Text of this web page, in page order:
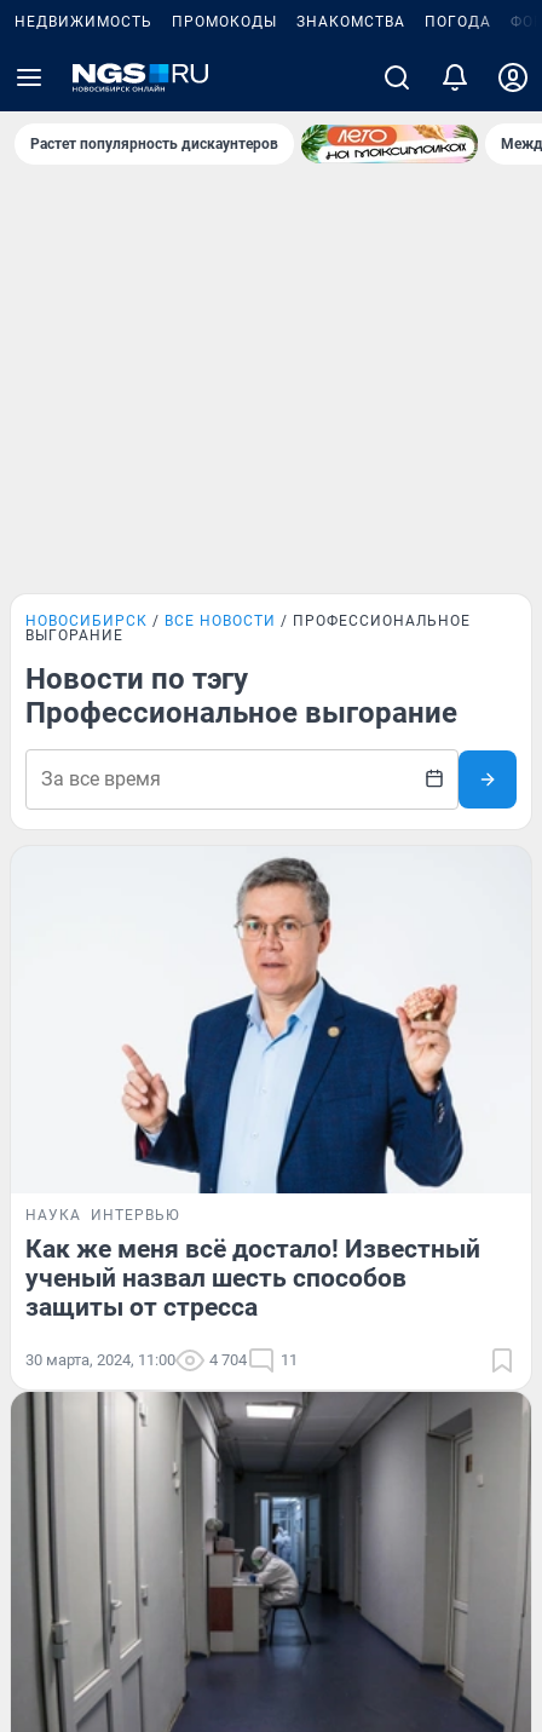
НЕДВИЖИМОСТЬ ПРОМОКОДЫ ЗНАКОМСТВА ПОГОДА
Растет популярность дискаунтеров
НОВОСИБИРСК ВСЕ НОВОСТИ
ПРОФЕССИОНАЛЬНОЕ
ВЫГОРАНИЕ
Новости по тэгу
Профессиональное выгорание
НАУКА ИНТЕРВЬЮ
Как же меня всё достало! Известный
ученый назвал шесть способов
защиты от стресса
30 марта, 2024, 11:00 4 704 11